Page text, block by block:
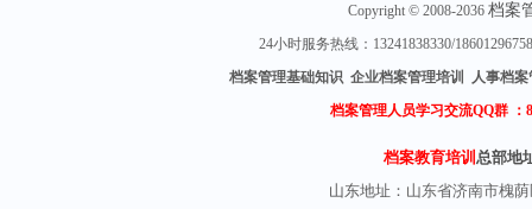
Copyright © 2008-2036 档案
24小时服务热线：13241838330/
档案管理基础知识 企业档案管理培训 人事档
档案管理人员学习交流QQ群 ：
档案教育培训总部地
山东地址： 山东省济南市槐